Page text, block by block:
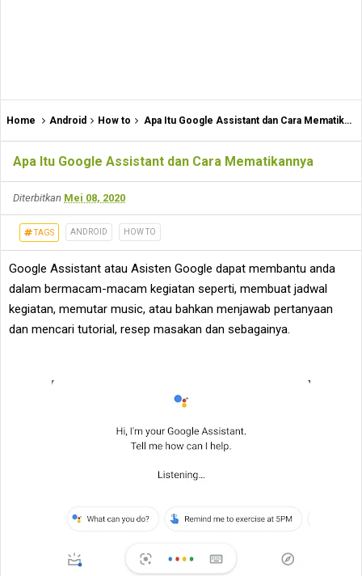
Home Android How to Apa Itu Google Assistant dan Cara Mematikannya
Apa Itu Google Assistant dan Cara Mematikannya
Diterbitkan Mei 08, 2020
TAGS ANDROID HOW TO
Google Assistant atau Asisten Google dapat membantu anda
dalam bermacam-macam kegiatan seperti, membuat jadwal
kegiatan, memutar music, atau bahkan menjawab pertanyaan
dan mencari tutorial, resep masakan dan sebagainya.